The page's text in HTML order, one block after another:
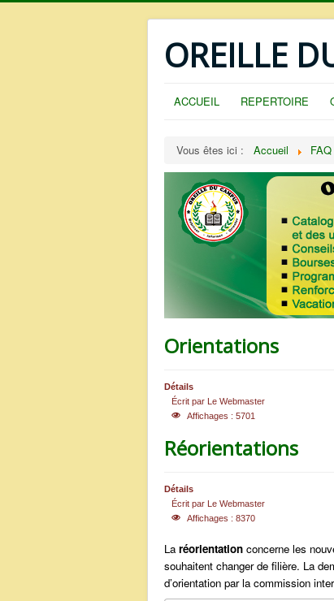
OREILLE
ACCUEIL REPERTOIRE
Vous êtes ici : Accueil FAQ
Orientations
Détails
Écrit par Le Webmaster
Affichages : 5701
Réorientations
Détails
Écrit par Le Webmaster
Affichages : 8370
Laréorientation concerne les
souhaitent changer de filière. La
d’orientation par la commission